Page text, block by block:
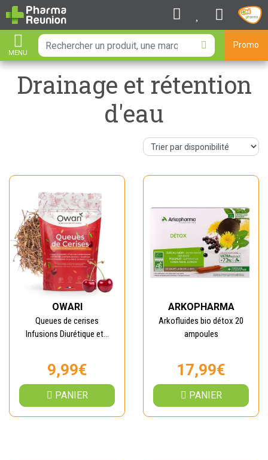
MENU
AFFICHER LA NAVIGATION
Promo
Drainage et rétention
d'eau
OWARI
Queues de cerises
Infusions Diurétique et...
9,99€
PANIER
ARKOPHARMA
Arkofluides bio détox 20
ampoules
17,99€
PANIER